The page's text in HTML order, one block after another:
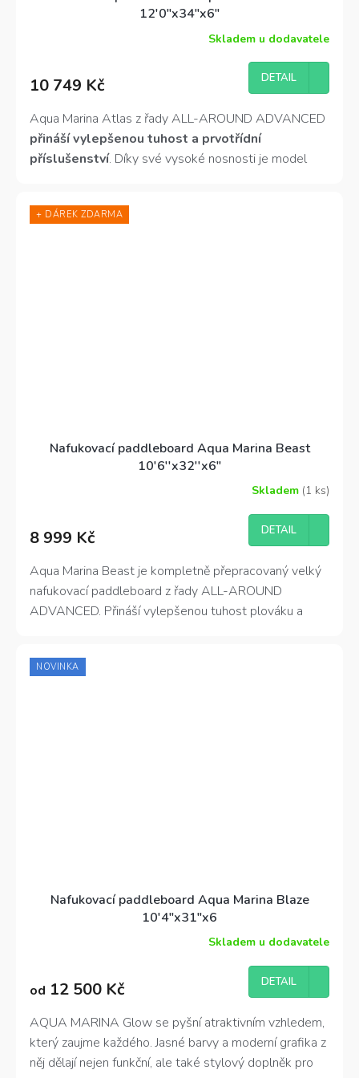
12'0"x34"x6"
je
z
hvězdiček.
Skladem u dodavatele
10 749 Kč DETAIL
Aqua Marina Atlas z řady ALL-AROUND ADVANCED
přináší vylepšenou tuhost a prvotřídní
příslušenství. Díky své vysoké nosnosti je model
Atlas je snadno ovladatelný a poskytuje vynikající
+ DÁREK ZDARMA
Nafukovací paddleboard Aqua Marina Beast
10'6''x32''x6"
je
z
hvězdiček.
Skladem (1 ks)
8 999 Kč DETAIL
Aqua Marina Beast je kompletně přepracovaný velký
nafukovací paddleboard z řady ALL-AROUND
ADVANCED. Přináší vylepšenou tuhost plováku a
začátečníků po pokročilé. Nabízí skvělou ovladatelnost
NOVINKA
Nafukovací paddleboard Aqua Marina Blaze
10'4"x31"x6
Skladem u dodavatele
od 12 500 Kč DETAIL
AQUA MARINA Glow se pyšní atraktivním vzhledem,
který zaujme každého. Jasné barvy a moderní grafika z
něj dělají nejen funkční, ale také stylový doplněk pro